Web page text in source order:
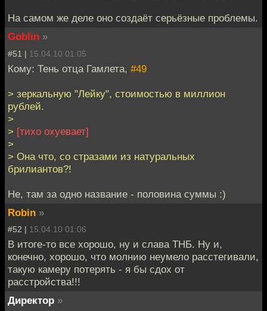
На самом же деле оно создаёт серьёзные проблемы.
Goblin »
#51 | 15.04.10 01:05
Кому: Тень отца Гамлета, #49
> зеркальную "Лейку", стоимостью в миллион
рублей.
>
> [тихо охуевает]
>
> Она что, со стразами из натуральных
брилиантов?!
Не, там за одно название - половина суммы :)
Robin »
#52 | 15.04.10 01:06
В итоге-то все хорошо, ну и слава ТНБ. Ну и,
конечно, хорошо, что молнию неумело расстегивали,
такую камеру потерять - я бы сдох от
расстройства!!!
Директор »